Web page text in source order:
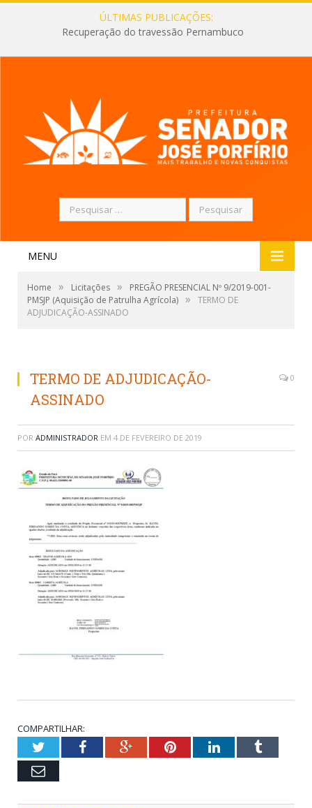
ÚLTIMAS PUBLICAÇÕES:
Recuperação do travessão Pernambuco
Pesquisar
por:
MENU
Home » Licitações »
PREGÃO PRESENCIAL Nº 9/2019-001-
PMSJP (Aquisição de Patrulha Agrícola) »
TERMO DE
ADJUDICAÇÃO-ASSINADO
TERMO DE ADJUDICAÇÃO-
ASSINADO
0
POR ADMINISTRADOR EM 4 DE FEVEREIRO DE 2019
COMPARTILHAR:
TwitterFacebookGoogle+PinterestLinkedInTumblr
Email